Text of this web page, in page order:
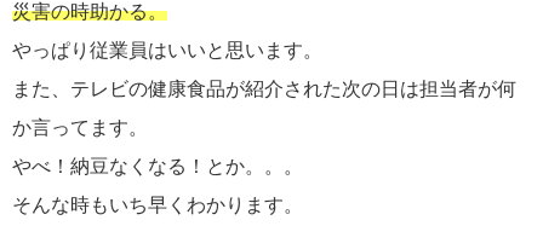
災害の時助かる。
やっぱり従業員はいいと思います。
また、テレビの健康食品が紹介された次の日は担当者が何
か言ってます。
やべ！納豆なくなる！とか。。。
そんな時もいち早くわかります。